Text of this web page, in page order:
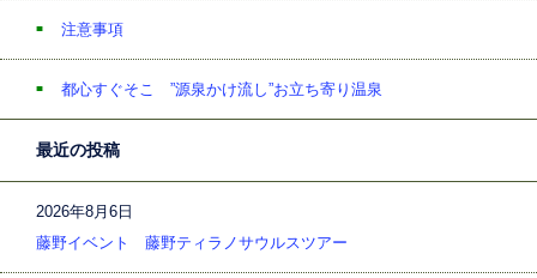
注意事項
都心すぐそこ ”源泉かけ流し”お立ち寄り温泉
最近の投稿
2026年8月6日
藤野イベント 藤野ティラノサウルスツアー